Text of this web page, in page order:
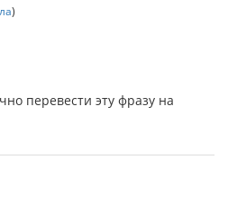
)
перевести эту фразу на